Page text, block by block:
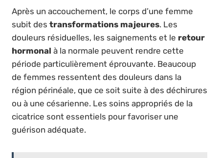
Après un accouchement, le corps d’une femme
subit des transformations majeures. Les
douleurs résiduelles, les saignements et le retour
hormonal à la normale peuvent rendre cette
période particulièrement éprouvante. Beaucoup
de femmes ressentent des douleurs dans la
région périnéale, que ce soit suite à des déchirures
ou à une césarienne. Les soins appropriés de la
cicatrice sont essentiels pour favoriser une
guérison adéquate.